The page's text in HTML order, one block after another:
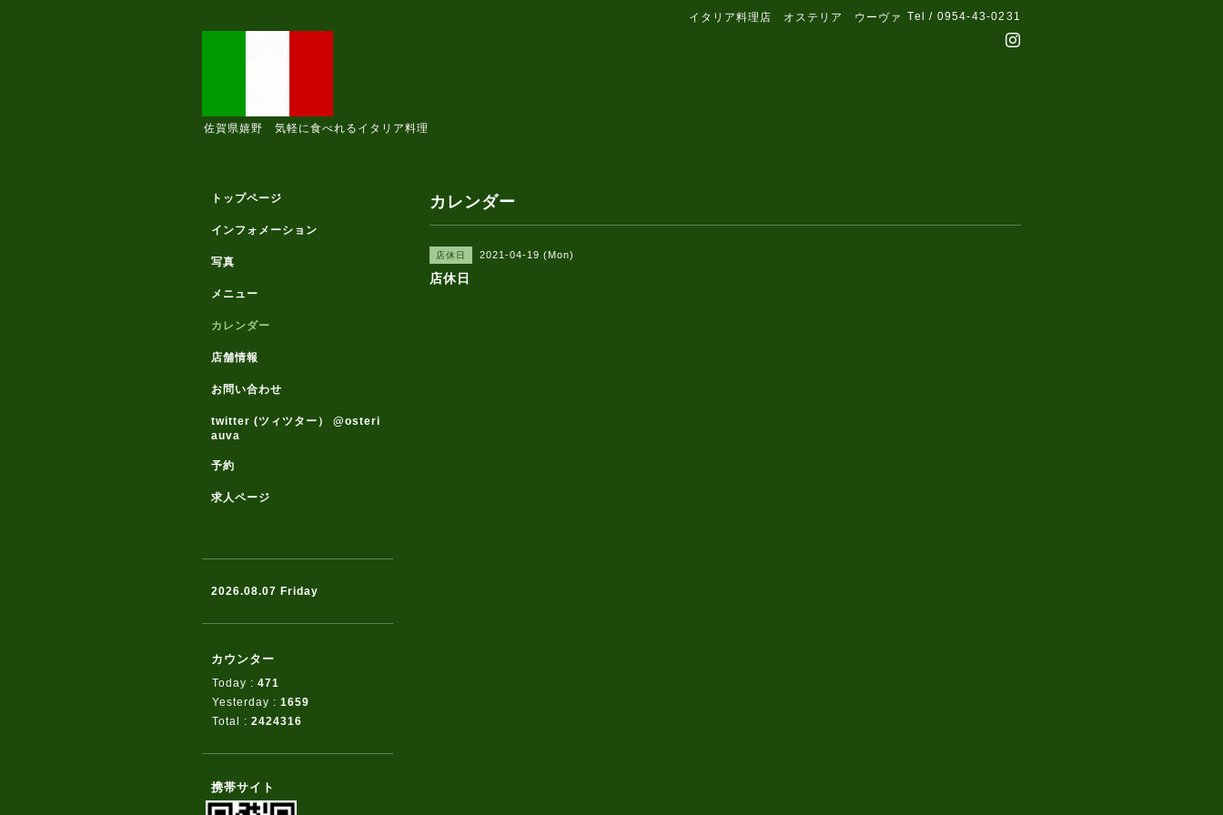
イタリア料理店 オステリア ウーヴァ Tel / 0954-43-0231
佐賀県嬉野 気軽に食べれるイタリア料理
カレンダー
店休日 2021-04-19 (Mon)
店休日
トップページ
インフォメーション
写真
メニュー
カレンダー
店舗情報
お問い合わせ
twitter (ツィツター） @osteri
auva
予約
求人ページ
2026.08.07 Friday
カウンター
Today : 471
Yesterday : 1659
Total : 2424316
携帯サイト